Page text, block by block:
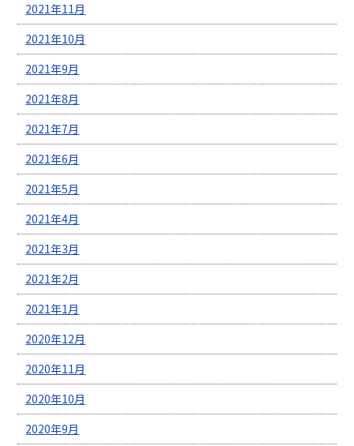
2021年11月
2021年10月
2021年9月
2021年8月
2021年7月
2021年6月
2021年5月
2021年4月
2021年3月
2021年2月
2021年1月
2020年12月
2020年11月
2020年10月
2020年9月